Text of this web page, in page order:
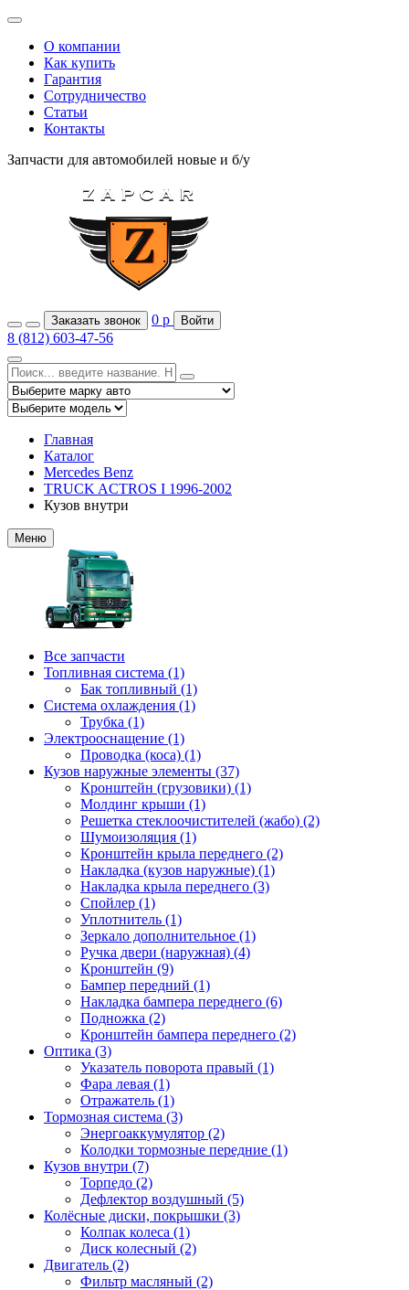
О компании
Как купить
Гарантия
Сотрудничество
Статьи
Контакты
Запчасти для автомобилей новые и б/у
Заказать звонок 0 р Войти
8 (812) 603-47-56
Главная
Каталог
Mercedes Benz
TRUCK ACTROS I 1996-2002
Кузов внутри
Меню
Все запчасти
Топливная система (1)
Бак топливный (1)
Система охлаждения (1)
Трубка (1)
Электрооснащение (1)
Проводка (коса) (1)
Кузов наружные элементы (37)
Кронштейн (грузовики) (1)
Молдинг крыши (1)
Решетка стеклоочистителей (жабо) (2)
Шумоизоляция (1)
Кронштейн крыла переднего (2)
Накладка (кузов наружные) (1)
Накладка крыла переднего (3)
Спойлер (1)
Уплотнитель (1)
Зеркало дополнительное (1)
Ручка двери (наружная) (4)
Кронштейн (9)
Бампер передний (1)
Накладка бампера переднего (6)
Подножка (2)
Кронштейн бампера переднего (2)
Оптика (3)
Указатель поворота правый (1)
Фара левая (1)
Отражатель (1)
Тормозная система (3)
Энергоаккумулятор (2)
Колодки тормозные передние (1)
Кузов внутри (7)
Торпедо (2)
Дефлектор воздушный (5)
Колёсные диски, покрышки (3)
Колпак колеса (1)
Диск колесный (2)
Двигатель (2)
Фильтр масляный (2)